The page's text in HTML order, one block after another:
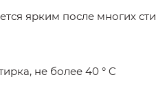
ярким после многих
не более 40 ° C